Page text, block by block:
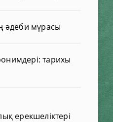
әдеби мұрасы
тарихы
ерекшеліктері